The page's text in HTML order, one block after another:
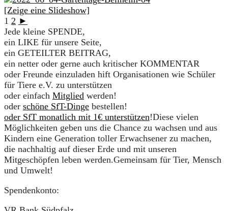
[Zeige eine Slideshow]
1 2 ►
Jede kleine SPENDE,
ein LIKE für unsere Seite,
ein GETEILTER BEITRAG,
ein netter oder gerne auch kritischer KOMMENTAR
oder Freunde einzuladen hift Organisationen wie Schüler
für Tiere e.V. zu unterstützen
oder einfach Mitglied werden!
oder schöne SfT-Dinge bestellen!
oder SfT monatlich mit 1€ unterstützen!Diese vielen
Möglichkeiten geben uns die Chance zu wachsen und aus
Kindern eine Generation toller Erwachsener zu machen,
die nachhaltig auf dieser Erde und mit unseren
Mitgeschöpfen leben werden.Gemeinsam für Tier, Mensch
und Umwelt!
Spendenkonto: